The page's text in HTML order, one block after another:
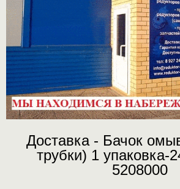
Доставка - Бачок
трубки) 1 упаковка-
5208000